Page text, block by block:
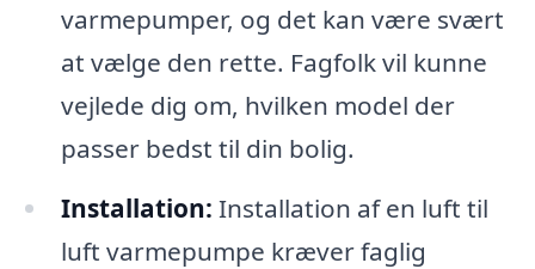
varmepumper, og det kan være svært
at vælge den rette. Fagfolk vil kunne
vejlede dig om, hvilken model der
passer bedst til din bolig.
Installation: Installation af en luft til
luft varmepumpe kræver faglig